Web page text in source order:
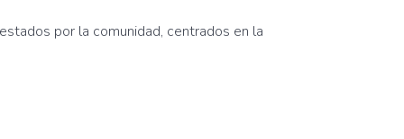
por la comunidad, centrados en la